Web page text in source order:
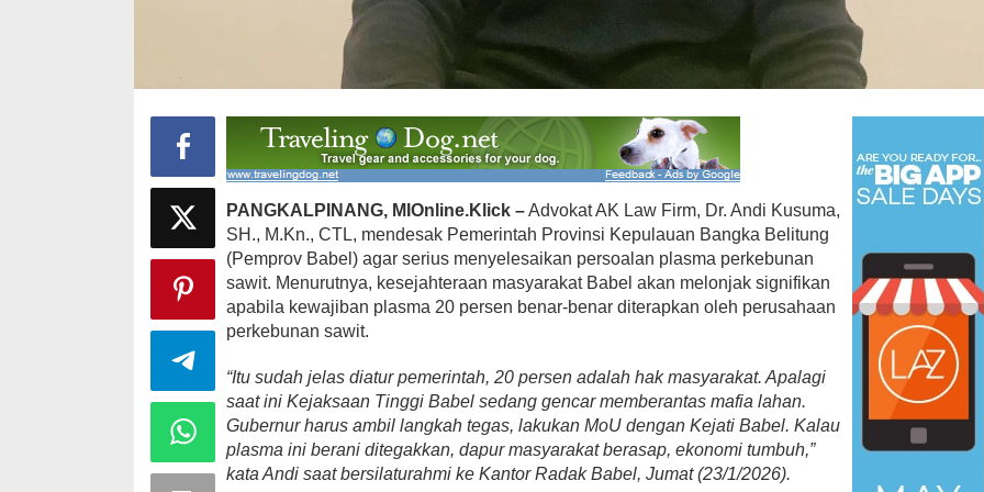
PANGKALPINANG, MIOnline.Klick –Advokat AK Law Firm, Dr. Andi Kusuma,
SH., M.Kn., CTL, mendesak Pemerintah Provinsi Kepulauan Bangka Belitung
(Pemprov Babel) agar serius menyelesaikan persoalan plasma perkebunan
sawit. Menurutnya, kesejahteraan masyarakat Babel akan melonjak signifikan
apabila kewajiban plasma 20 persen benar-benar diterapkan oleh perusahaan
perkebunan sawit.
“Itu sudah jelas diatur pemerintah, 20 persen adalah hak masyarakat. Apalagi
saat ini Kejaksaan Tinggi Babel sedang gencar memberantas mafia lahan.
Gubernur harus ambil langkah tegas, lakukan MoU dengan Kejati Babel. Kalau
plasma ini berani ditegakkan, dapur masyarakat berasap, ekonomi tumbuh,”
kata Andi saat bersilaturahmi ke Kantor Radak Babel, Jumat (23/1/2026).
Ini Dia Hubungan Partai Garuda
dengan Gerindra
Februari 19, 2018
Strategi PPP Menangkan Duet
Ganjar dan Gus Yasin
Di Berita, Politik | Februari 19, 2018
Ini Dia Hubungan Partai Garuda
dengan Gerindra
Di Berita, Politik Februari 19, 2018